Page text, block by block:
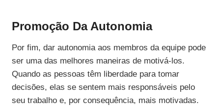
Promoção Da Autonomia
Por fim, dar autonomia aos membros da equipe pode
ser uma das melhores maneiras de motivá-los.
Quando as pessoas têm liberdade para tomar
decisões, elas se sentem mais responsáveis pelo
seu trabalho e, por consequência, mais motivadas.